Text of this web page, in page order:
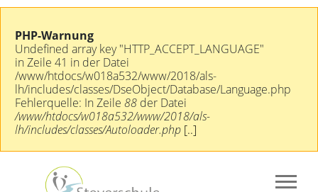
PHP-Warnung
Undefined array key "HTTP_ACCEPT_LANGUAGE"
in Zeile 41 in der Datei
/www/htdocs/w018a532/www/2018/als-
lh/includes/classes/DseObject/Database/Language.php
Fehlerquelle: In Zeile 88 der Datei
/www/htdocs/w018a532/www/2018/als-
lh/includes/classes/Autoloader.php [..]